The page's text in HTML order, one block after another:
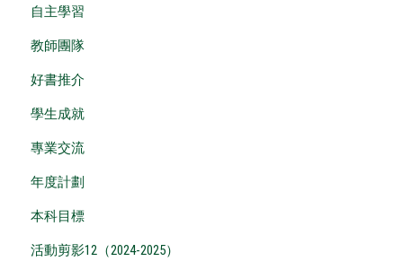
自主學習
教師團隊
好書推介
學生成就
專業交流
年度計劃
本科目標
活動剪影12（2024-2025）